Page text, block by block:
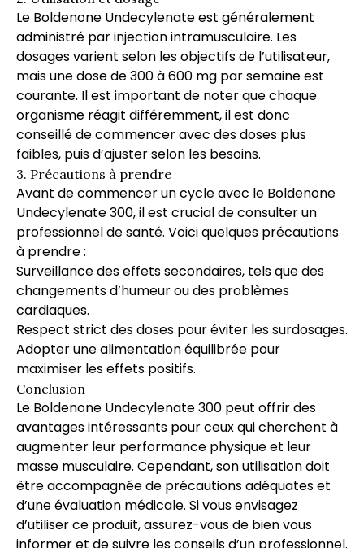
Le Boldenone Undecylenate est généralement
administré par injection intramusculaire. Les
dosages varient selon les objectifs de l’utilisateur,
mais une dose de 300 à 600 mg par semaine est
courante. Il est important de noter que chaque
organisme réagit différemment, il est donc
conseillé de commencer avec des doses plus
faibles, puis d’ajuster selon les besoins.
3. Précautions à prendre
Avant de commencer un cycle avec le Boldenone
Undecylenate 300, il est crucial de consulter un
professionnel de santé. Voici quelques précautions
à prendre :
Surveillance des effets secondaires, tels que des
changements d’humeur ou des problèmes
cardiaques.
Respect strict des doses pour éviter les surdosages.
Adopter une alimentation équilibrée pour
maximiser les effets positifs.
Conclusion
Le Boldenone Undecylenate 300 peut offrir des
avantages intéressants pour ceux qui cherchent à
augmenter leur performance physique et leur
masse musculaire. Cependant, son utilisation doit
être accompagnée de précautions adéquates et
d’une évaluation médicale. Si vous envisagez
d’utiliser ce produit, assurez-vous de bien vous